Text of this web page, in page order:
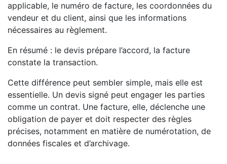
applicable, le numéro de facture, les coordonnées du
vendeur et du client, ainsi que les informations
nécessaires au règlement.
En résumé : le devis prépare l’accord, la facture
constate la transaction.
Cette différence peut sembler simple, mais elle est
essentielle. Un devis signé peut engager les parties
comme un contrat. Une facture, elle, déclenche une
obligation de payer et doit respecter des règles
précises, notamment en matière de numérotation, de
données fiscales et d’archivage.